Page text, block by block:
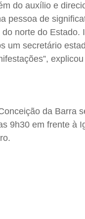
do auxílio e
pessoa de
norte do Estado.
um secretário
da Barra
9h30 em frente à